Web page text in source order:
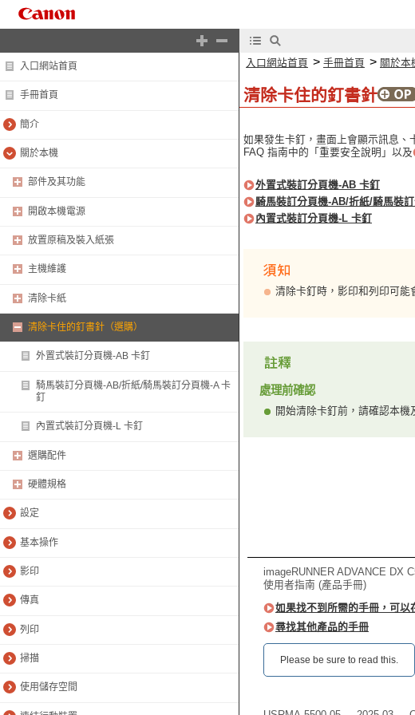
入口網站首頁
手冊首頁
簡介
關於本機
部件及其功能
開啟本機電源
放置原稿及裝入紙張
主機維護
清除卡紙
清除卡住的釘書針（選購）
外置式裝訂分頁機-AB 卡釘
騎馬裝訂分頁機-AB/折紙/騎馬裝訂分頁機-A 卡
釘
內置式裝訂分頁機-L 卡釘
選購配件
硬體規格
設定
基本操作
影印
傳真
列印
掃描
使用儲存空間
入口網站首頁 > 手冊首頁 > 關於本
清除卡住的釘書針
如果發生卡釘，畫面上會顯示訊息、
FAQ 指南中的「重要安全說明」以及
外置式裝訂分頁機-AB 卡釘
騎馬裝訂分頁機-AB/折紙/騎馬裝
內置式裝訂分頁機-L 卡釘
清除卡釘時，影印和列印可能
處理前確認
開始清除卡釘前，請確認本機
imageRUNNER ADVANCE DX
使用者指南 (產品手冊)
如果找不到所需的手冊，可以
尋找其他產品的手冊
Please be sure to read this.‎